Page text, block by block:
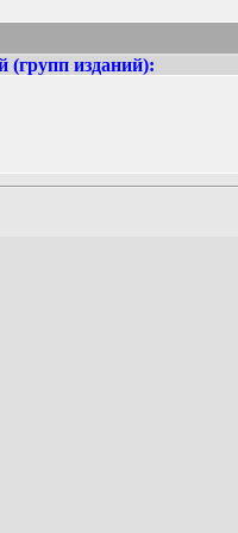
(групп изданий):